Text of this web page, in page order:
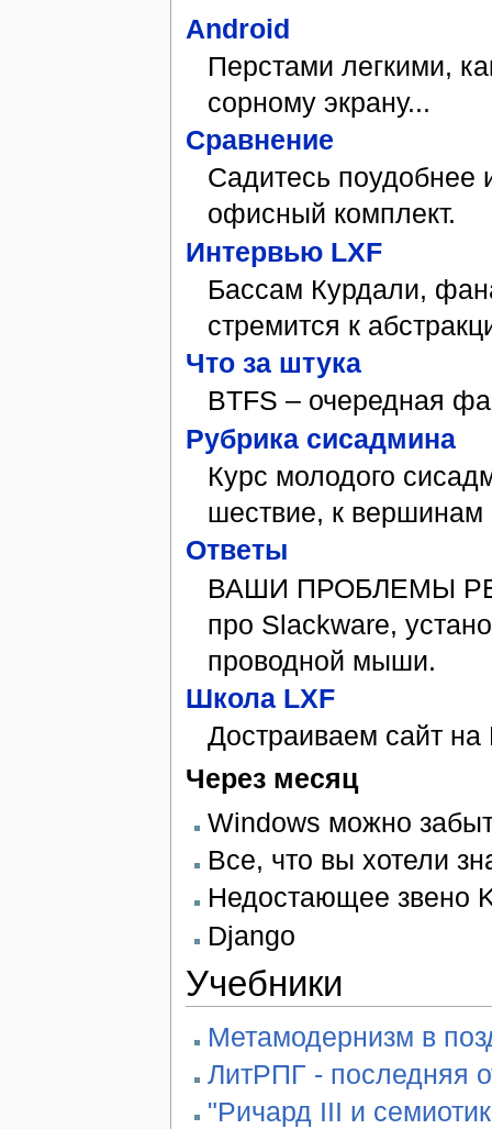
Android
Пер­ста­ми лег­ки­ми,
сор­но­му эк­ра­ну...
Сравнение
Са­ди­тесь по­удобнее
офис­ный ком­плект.
Интервью LXF
Бассам Курдали,
стремится к
Что за шту­ка
BTFS – оче­ред­ная
Руб­ри­ка си­сад­ми­на
Курс мо­ло­до­го
ше­ст­вие, к вер­ши­нам
От­ве­ты
ВАШИ ПРОБЛЕМЫ
про Slackware,
про­вод­ной мы­ши.
Шко­ла LXF
До­ст­раи­ва­ем сайт
Че­рез ме­сяц
Windows можно
Все, что вы хотели
Недостающее звено
Django
Учебники
Метамодернизм в
ЛитРПГ - последняя
"Ричард III и